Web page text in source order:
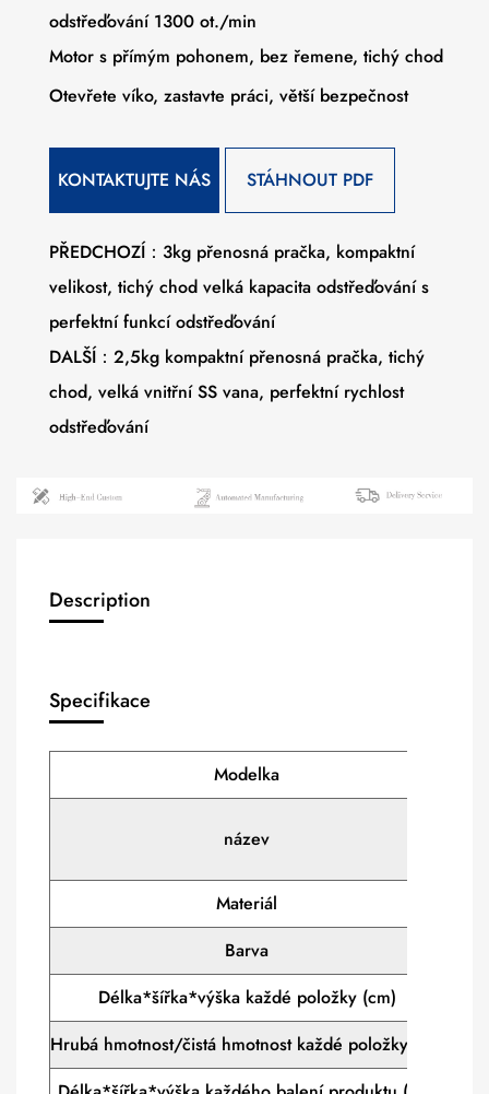
odstřeďování 1300 ot./min
Motor s přímým pohonem, bez řemene, tichý chod
Otevřete víko, zastavte práci, větší bezpečnost
KONTAKTUJTE NÁS STÁHNOUT PDF
PŘEDCHOZÍ：3kg přenosná pračka, kompaktní
velikost, tichý chod velká kapacita odstřeďování s
perfektní funkcí odstřeďování
DALŠÍ：2,5kg kompaktní přenosná pračka, tichý
chod, velká vnitřní SS vana, perfektní rychlost
odstřeďování
Description
Specifikace
Modelka
název
Materiál
Barva
Délka*šířka*výška každé položky (cm)
Hrubá hmotnost/čistá hmotnost každé položky (kg)